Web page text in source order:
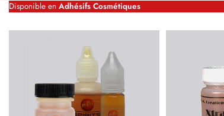
Disponible en Adhésifs Cosmétiques